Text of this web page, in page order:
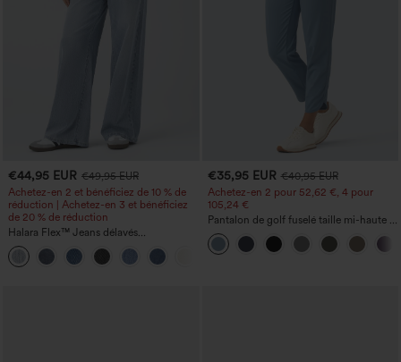
€44,95 EUR €49,95 EUR
Achetez-en 2 et bénéficiez de 10 % de
réduction | Achetez-en 3 et bénéficiez
de 20 % de réduction
Halara Flex™ Jeans délavés
décontractés, coupe baggy à jambe
large, taille basse asymétrique, poches
zippées
€35,95 EUR €40,95 EUR
Achetez-en 2 pour 52,62 €, 4 pour
105,24 €
Pantalon de golf fuselé taille mi-haute à
cordon, ourlet incurvé, séchage rapide,
avec poches — UPF40+